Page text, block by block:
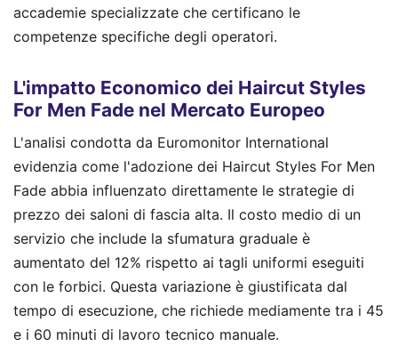
accademie specializzate che certificano le
competenze specifiche degli operatori.
L'impatto Economico dei Haircut Styles
For Men Fade nel Mercato Europeo
L'analisi condotta da Euromonitor International
evidenzia come l'adozione dei Haircut Styles For Men
Fade abbia influenzato direttamente le strategie di
prezzo dei saloni di fascia alta. Il costo medio di un
servizio che include la sfumatura graduale è
aumentato del 12% rispetto ai tagli uniformi eseguiti
con le forbici. Questa variazione è giustificata dal
tempo di esecuzione, che richiede mediamente tra i 45
e i 60 minuti di lavoro tecnico manuale.